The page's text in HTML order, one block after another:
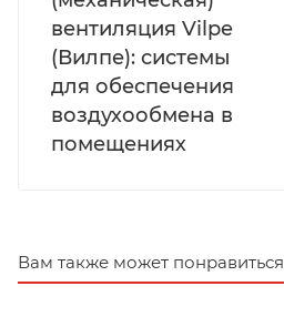
вентиляция Vilpe
(Вилпе): системы
для обеспечения
воздухообмена в
помещениях
Вам также может понравиться